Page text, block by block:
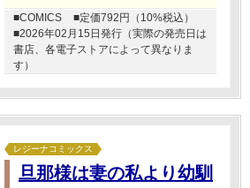
■COMICS
■定価792円（10%税込）
■2026年02月15日発行（実際の発売日は
書店、各電子ストアによって異なりま
す）
レジーナコミックス
旦那様は妻の私より幼馴